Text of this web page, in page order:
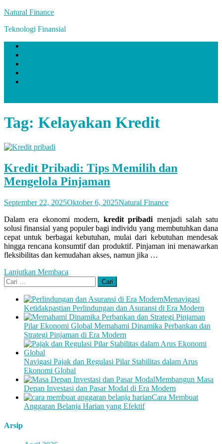
Skip
content
Natural Finance
Teknologi Finansial
Tag: Kelayakan Kredit
Kredit Pribadi: Tips Memilih dan
Mengelola Pinjaman
September 22, 2025Oktober 6, 2025Natural Finance
Dalam era ekonomi modern, kredit pribadi menjadi salah satu
solusi finansial yang populer bagi individu yang membutuhkan dana
cepat untuk berbagai kebutuhan, mulai dari kebutuhan mendesak
hingga rencana konsumtif dan produktif. Pinjaman ini menawarkan
fleksibilitas dan kemudahan akses, namun jika …
Lanjutkan Membaca
Cari
untuk:
Menavigasi
Ketidakpastian Perlindungan dan Asuransi di Era Modern
Pilar Ekonomi Global Memahami Dinamika Perbankan dan
Strategi Pinjaman di Era Modern
Navigasi Pajak dan Regulasi Pilar Stabilitas dalam Arus
Ekonomi Global
Membangun Masa
Depan Investasi dan Pasar Modal di Era Modern
Cara Membuat
Anggaran Belanja Harian yang Efektif
Arsip